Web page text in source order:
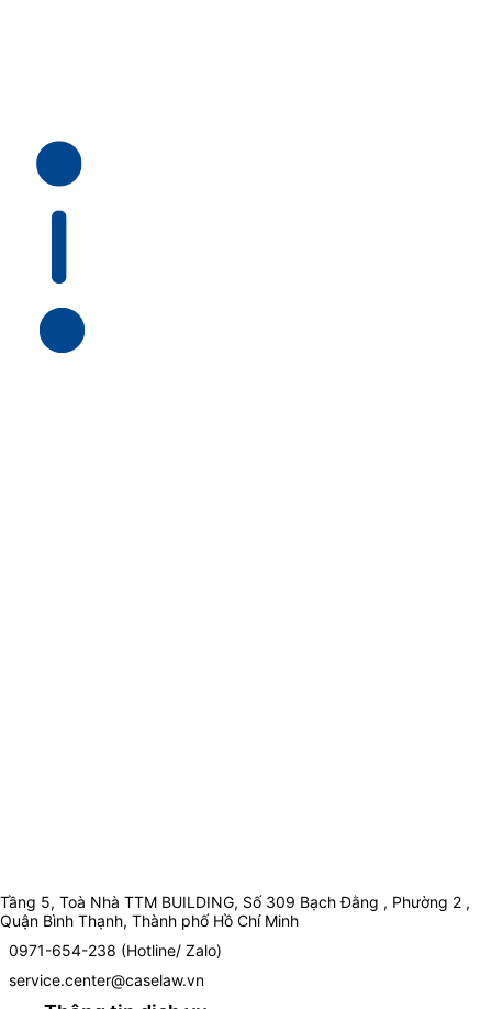
Tầng 5, Toà Nhà TTM BUILDING, Số 309 Bạch Đằng , Phường 2 ,
Quận Bình Thạnh, Thành phố Hồ Chí Minh
0971-654-238 (Hotline/ Zalo)
service.center@caselaw.vn